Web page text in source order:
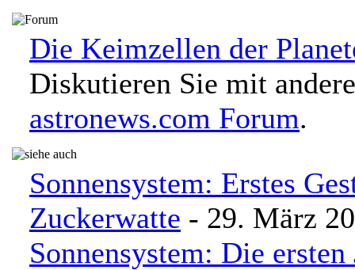
Die Keimzellen der
Diskutieren Sie mit
astronews.com Forum.
Sonnensystem: Erstes
Zuckerwatte - 29. März
Sonnensystem: Die ersten